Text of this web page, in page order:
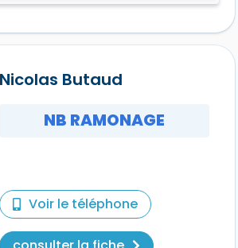
Nicolas Butaud
NB RAMONAGE
Voir le téléphone